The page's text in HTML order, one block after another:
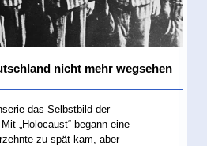
nicht mehr wegsehen
das Selbstbild der
„Holocaust“ begann eine
zu spät kam, aber